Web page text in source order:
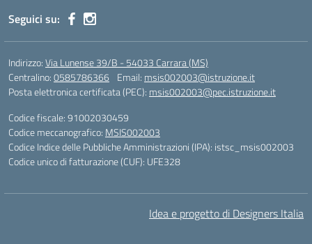
Seguici su:
Indirizzo:Via Lunense 39/B - 54033 Carrara (MS)
Centralino:0585786366 Email: msis002003@istruzione.it
Posta elettronica certificata (PEC): msis002003@pec.istruzione.it
Codice fiscale: 91002030459
Codice meccanografico: MSIS002003
Codice Indice delle Pubbliche Amministrazioni (IPA): istsc_msis002003
Codice unico di fatturazione (CUF): UFE328
Idea e progetto di Designers Italia